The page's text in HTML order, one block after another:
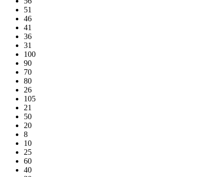
51
46
41
36
31
100
90
70
80
26
105
21
50
20
8
10
25
60
40